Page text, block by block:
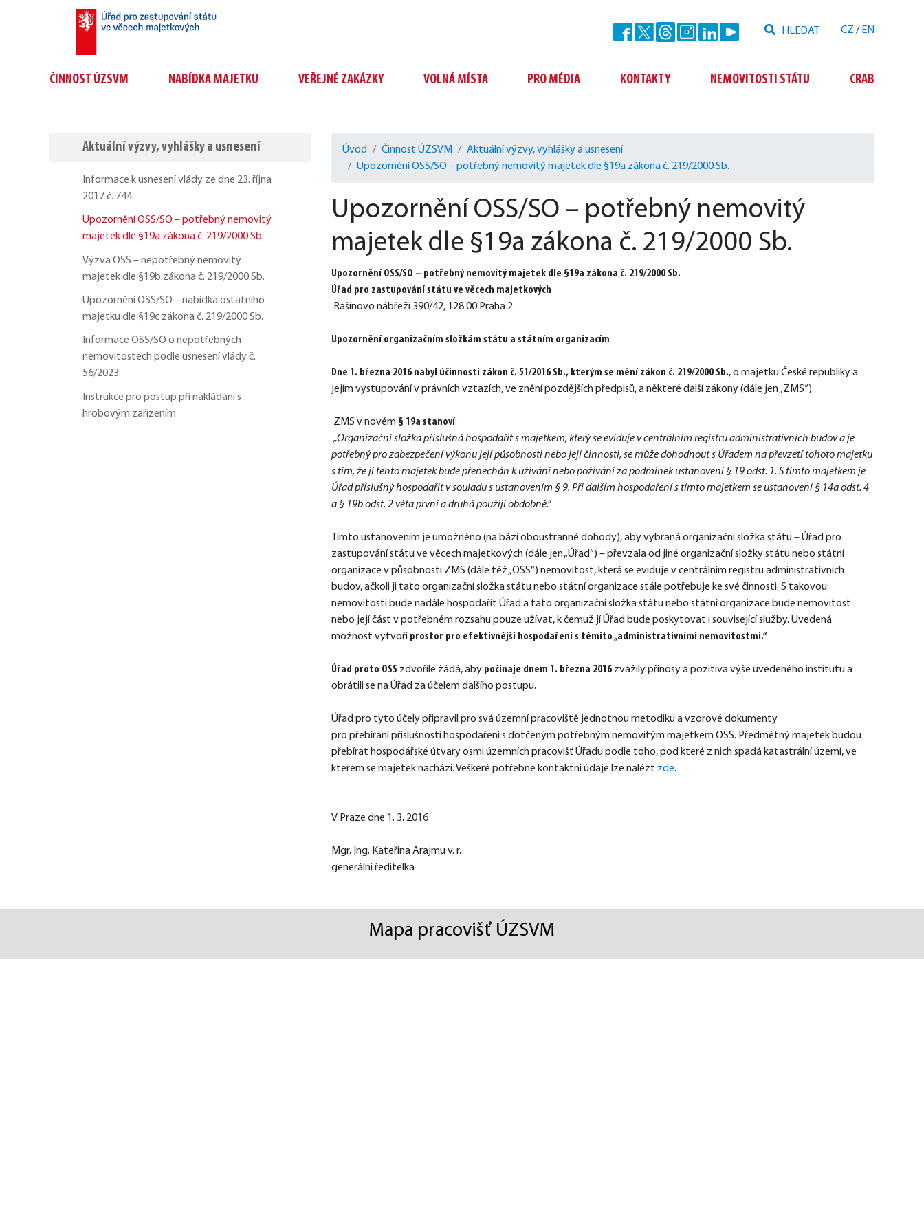
Hledat
Odeslat CZ / EN
ČINNOST ÚZSVM NABÍDKA MAJETKU VEŘEJNÉ ZAKÁZKY VOLNÁ MÍSTA PRO MÉDIA KONTAKTY NEMOVITOSTI STÁTU CRAB
Aktuální výzvy, vyhlášky a usnesení
Informace k usnesení vlády ze dne 23. října
2017 č. 744
Upozornění OSS/SO – potřebný nemovitý
majetek dle §19a zákona č. 219/2000 Sb.
Výzva OSS – nepotřebný nemovitý
majetek dle §19b zákona č. 219/2000 Sb.
Upozornění OSS/SO – nabídka ostatního
majetku dle §19c zákona č. 219/2000 Sb.
Informace OSS/SO o nepotřebných
nemovitostech podle usnesení vlády č.
56/2023
Instrukce pro postup při nakládání s
hrobovým zařízením
Úvod Činnost ÚZSVM
Aktuální výzvy, vyhlášky a usnesení
Upozornění OSS/SO – potřebný nemovitý majetek dle §19a zákona č. 219/2000 Sb.
Upozornění OSS/SO – potřebný nemovitý
majetek dle §19a zákona č. 219/2000 Sb.
Upozornění OSS/SO – potřebný nemovitý majetek dle §19a zákona č. 219/2000 Sb.
Úřad pro zastupování státu ve věcech majetkových
Rašínovo nábřeží 390/42, 128 00 Praha 2
Upozornění organizačním složkám státu a státním organizacím
Dne 1. března 2016 nabyl účinnosti zákon č. 51/2016 Sb., kterým se mění zákon č. 219/2000 Sb., o majetku České republiky a
jejím vystupování v právních vztazích, ve znění pozdějších předpisů, a některé další zákony (dále jen „ZMS“).
ZMS v novém § 19a stanoví:
„Organizační složka příslušná hospodařit s majetkem, který se eviduje v centrálním registru administrativních budov a je
potřebný pro zabezpečení výkonu její působnosti nebo její činnosti, se může dohodnout s Úřadem na převzetí tohoto majetku
s tím, že jí tento majetek bude přenechán k užívání nebo požívání za podmínek ustanovení § 19 odst. 1. S tímto majetkem je
Úřad příslušný hospodařit v souladu s ustanovením § 9. Při dalším hospodaření s tímto majetkem se ustanovení § 14a odst. 4
a § 19b odst. 2 věta první a druhá použijí obdobně.“
Tímto ustanovením je umožněno (na bázi oboustranné dohody), aby vybraná organizační složka státu – Úřad pro
zastupování státu ve věcech majetkových (dále jen „Úřad“) – převzala od jiné organizační složky státu nebo státní
organizace v působnosti ZMS (dále též „OSS“) nemovitost, která se eviduje v centrálním registru administrativních
budov, ačkoli ji tato organizační složka státu nebo státní organizace stále potřebuje ke své činnosti. S takovou
nemovitostí bude nadále hospodařit Úřad a tato organizační složka státu nebo státní organizace bude nemovitost
nebo její část v potřebném rozsahu pouze užívat, k čemuž jí Úřad bude poskytovat i související služby. Uvedená
možnost vytvoří prostor pro efektivnější hospodaření s těmito „administrativními nemovitostmi.“
Úřad proto OSS zdvořile žádá, aby počínaje dnem 1. března 2016 zvážily přínosy a pozitiva výše uvedeného institutu a
obrátili se na Úřad za účelem dalšího postupu.
Úřad pro tyto účely připravil pro svá územní pracoviště jednotnou metodiku a vzorové dokumenty
pro přebírání příslušnosti hospodaření s dotčeným potřebným nemovitým majetkem OSS. Předmětný majetek budou
přebírat hospodářské útvary osmi územních pracovišť Úřadu podle toho, pod které z nich spadá katastrální území, ve
kterém se majetek nachází. Veškeré potřebné kontaktní údaje lze nalézt zde.
V Praze dne 1. 3. 2016
Mgr. Ing. Kateřina Arajmu v. r.
generální ředitelka
Mapa pracovišť ÚZSVM